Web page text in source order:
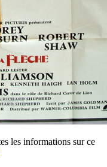
les informations sur ce